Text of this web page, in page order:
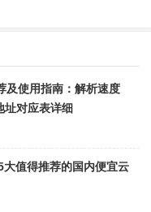
及使用指南：解析速度
址对应表详细
值得推荐的国内便宜云